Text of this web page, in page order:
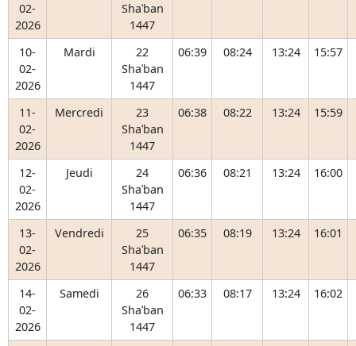
02-
2026
Shaʿban
1447
10-
02-
2026
Mardi
22
Shaʿban
1447
06:39 08:24 13:24 15:57
11-
02-
2026
Mercredi
23
Shaʿban
1447
06:38 08:22 13:24 15:59
12-
02-
2026
Jeudi
24
Shaʿban
1447
06:36 08:21 13:24 16:00
13-
02-
2026
Vendredi
25
Shaʿban
1447
06:35 08:19 13:24 16:01
14-
02-
2026
Samedi
26
Shaʿban
1447
06:33 08:17 13:24 16:02